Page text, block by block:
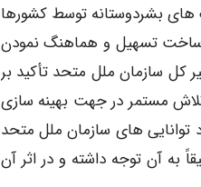
های بشردوستانه توسط کشورها
ساخت تسهیل و هماهنگ نمودن
کل سازمان ملل متحد تأکید بر
مستمر در جهت بهینه سازی
توانایی های سازمان ملل متحد
با بلایا یکی از مواردی است که کشورهای عضو سازمان ملل متحد از سال ۱۹۶۵ عمیقاً به آن توجه داشته و در اثر آن